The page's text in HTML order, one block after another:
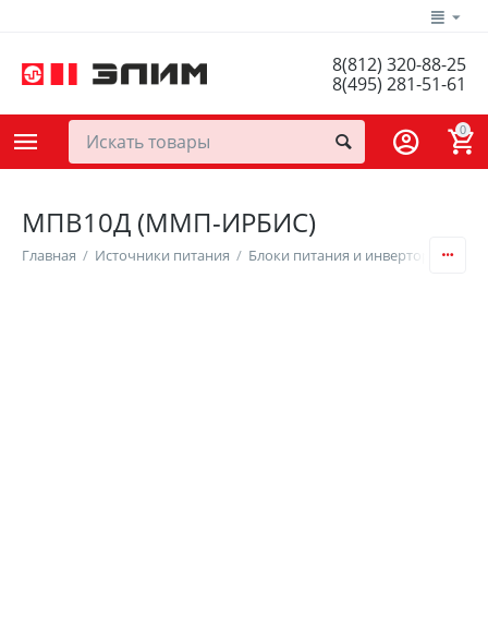
8(812) 320-88-25
8(495) 281-51-61
0
МПВ10Д (ММП-ИРБИС)
Главная / Источники питания / Блоки питания и инверторы /